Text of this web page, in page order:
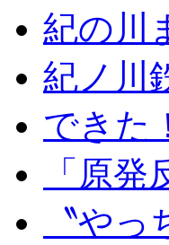
紀の川
紀ノ川
できた
「原
〝や